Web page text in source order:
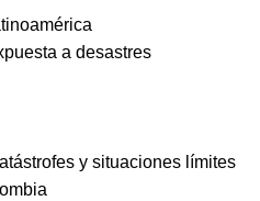
a desastres
y situaciones límites